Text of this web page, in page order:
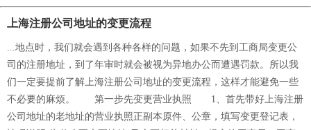
上海注册公司地址的变更流程
...地点时，我们就会遇到各种各样的问题，如果不先到工商局变更公
司的注册地址，到了年审时就会被视为异地办公而遭遇罚款。所以我
们一定要提前了解上海注册公司地址的变更流程，这样才能避免一些
不必要的麻烦。 第一步先变更营业执照 1、首先带好上海注册
公司地址的老地址的营业执照正副本原件、公章，填写变更登记表，